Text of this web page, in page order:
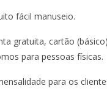
fácil manuseio.
gratuita, cartão
para pessoas físicas.
para os